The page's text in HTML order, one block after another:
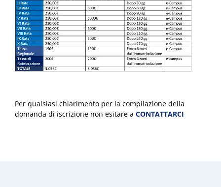
Per qualsiasi chiarimento per la compilazione della
domanda di iscrizione non esitare a CONTATTARCI